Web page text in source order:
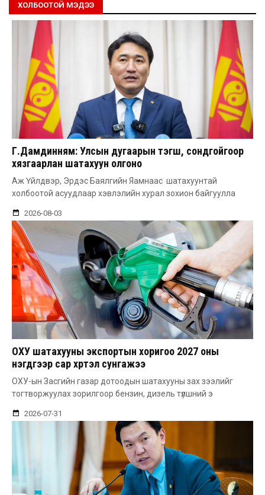
ХОЛБООТОЙ МЭДЭЭ
Г.Дамдинням: Улсын дугаарын тэгш, сондгойгоор
хязгаарлан шатахуун олгоно
Аж Үйлдвэр, Эрдэс Баялгийн Яамнаас шатахуунтай
холбоотой асуудлаар хэвлэлийн хурал зохион байгуулла
2026-08-03
ОХУ шатахууны экспортын хоригоо 2027 оны
нэгдүгээр сар хүртэл сунгажээ
ОХУ-ын Засгийн газар дотоодын шатахууны зах зээлийг
тогтворжуулах зорилгоор бензин, дизель түлшний э
2026-07-31